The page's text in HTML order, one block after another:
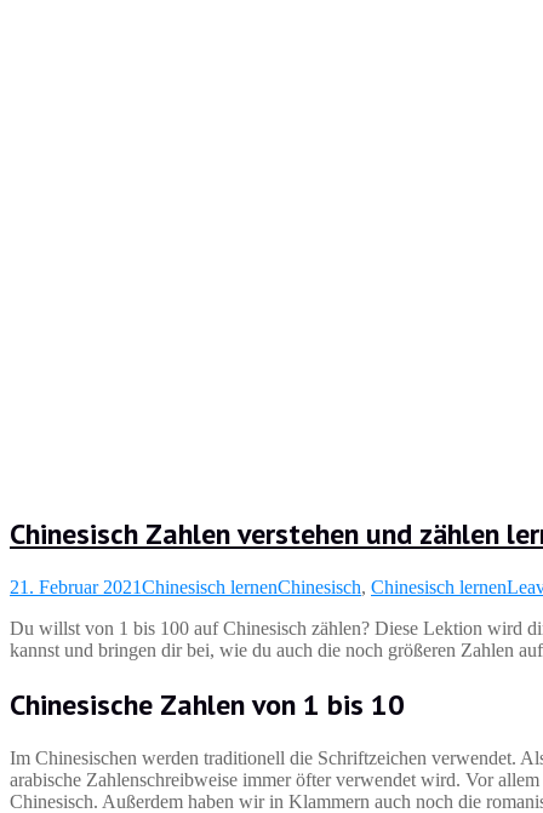
Chinesisch Zahlen verstehen und zählen
21. Februar 2021Chinesisch lernenChinesisch, Chinesisch lernen
Du willst von 1 bis 100 auf Chinesisch zählen? Diese Lektion wird
kannst und bringen dir bei, wie du auch die noch größeren Zahlen
Chinesische Zahlen von 1 bis 10
Im Chinesischen werden traditionell die Schriftzeichen verwendet.
arabische Zahlenschreibweise immer öfter verwendet wird. Vor
Chinesisch. Außerdem haben wir in Klammern auch noch die